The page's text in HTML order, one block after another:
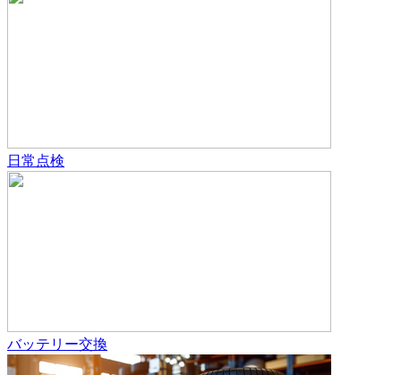
日常点検
バッテリー交換